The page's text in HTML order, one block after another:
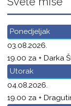
Ponedjeljak
03.08.2026.
19.00 za + Darka
Utorak
04.08.2026.
19.00 za +